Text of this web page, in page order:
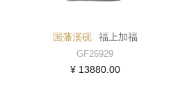
国藩溪砚 福上加福
GF26929
¥ 13880.00